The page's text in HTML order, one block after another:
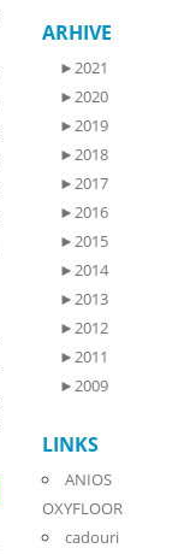
ARHIVE
►2021
►2020
►2019
►2018
►2017
►2016
►2015
►2014
►2013
►2012
►2011
►2009
LINKS
ANIOS
OXYFLOOR
cadouri